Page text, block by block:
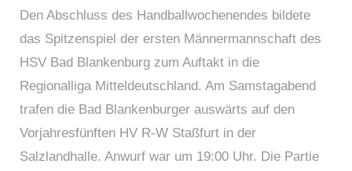
Den Abschluss des Handballwochenendes bildete
das Spitzenspiel der ersten Männermannschaft des
HSV Bad Blankenburg zum Auftakt in die
Regionalliga Mitteldeutschland. Am Samstagabend
trafen die Bad Blankenburger auswärts auf den
Vorjahresfünften HV R-W Staßfurt in der
Salzlandhalle. Anwurf war um 19:00 Uhr. Die Partie